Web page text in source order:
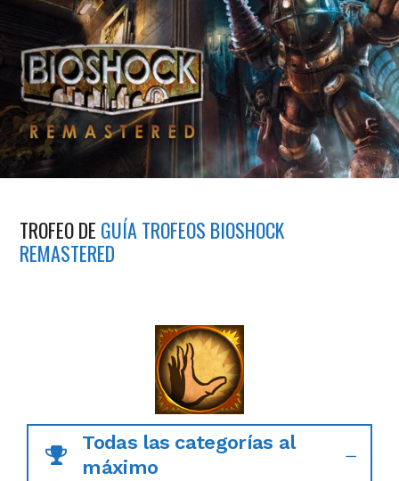
TROFEO DE GUÍA TROFEOS BIOSHOCK
REMASTERED
Todas las categorías al
máximo